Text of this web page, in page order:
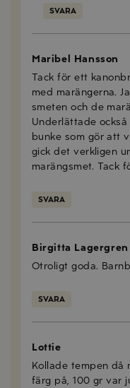
SVARA
Maribel Hansson
Tack för ett
med marängerna.
smeten och de
Underlättade
bunke som gör att
gick det verkligen
marängsmet. Tack
SVARA
Birgitta Lagergren
Otroligt goda.
SVARA
Lottie
Kollade tempen då
färg på, 100 gr var